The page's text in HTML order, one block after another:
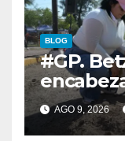
BLOG
#GP.
de Mayo*
AGO 9, 2026